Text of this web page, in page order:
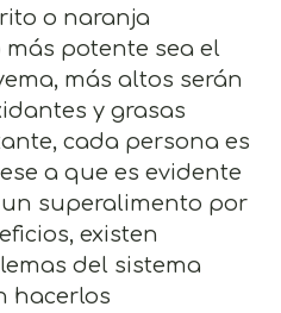
o naranja
potente sea el
más altos serán
y grasas
cada persona es
a que es evidente
superalimento por
existen
del sistema
hacerlos